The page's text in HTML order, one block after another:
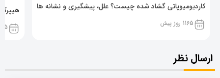
کاردیومیوپاتی گشاد شده چیست؟ علل، پیشگیری و نشانه ها
1165 روز پیش 1165
ارسال نظر